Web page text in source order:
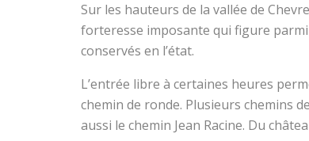
Sur les hauteurs de la vallée de
forteresse imposante qui figure parmi
conservés en l’état.
L’entrée libre à certaines heures
chemin de ronde. Plusieurs chemins
aussi le chemin Jean Racine. Du